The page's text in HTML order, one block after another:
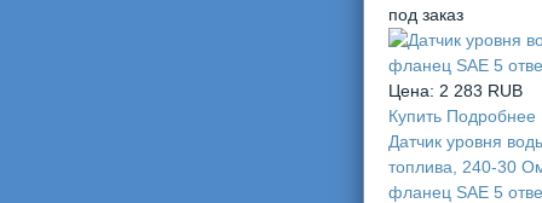
под заказ
Цена: 2 283 RUB
Купить Подробнее
Датчик уровня
топлива, 240-30
фланец SAE 5